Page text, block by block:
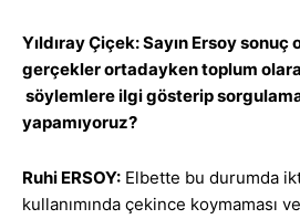
Yıldıray Çiçek: Sayın Ersoy
gerçekler ortadayken toplum
söylemlere ilgi gösterip
yapamıyoruz?
Ruhi ERSOY: Elbette bu durumda
kullanımında çekince koymaması